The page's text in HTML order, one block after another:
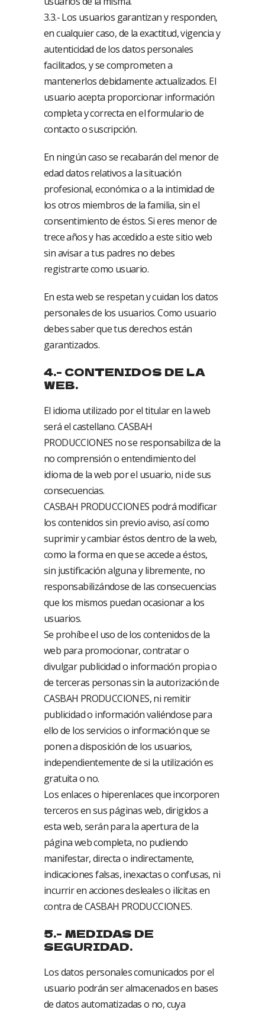
3.3.- Los usuarios garantizan y responden,
en cualquier caso, de la exactitud, vigencia y
autenticidad de los datos personales
facilitados, y se comprometen a
mantenerlos debidamente actualizados. El
usuario acepta proporcionar información
completa y correcta en el formulario de
contacto o suscripción.
En ningún caso se recabarán del menor de
edad datos relativos a la situación
profesional, económica o a la intimidad de
los otros miembros de la familia, sin el
consentimiento de éstos. Si eres menor de
trece años y has accedido a este sitio web
sin avisar a tus padres no debes
registrarte como usuario.
En esta web se respetan y cuidan los datos
personales de los usuarios. Como usuario
debes saber que tus derechos están
garantizados.
4.- CONTENIDOS DE LA
WEB.
El idioma utilizado por el titular en la web
será el castellano. CASBAH
PRODUCCIONES no se responsabiliza de la
no comprensión o entendimiento del
idioma de la web por el usuario, ni de sus
consecuencias.
CASBAH PRODUCCIONES podrá modificar
los contenidos sin previo aviso, así como
suprimir y cambiar éstos dentro de la web,
como la forma en que se accede a éstos,
sin justificación alguna y libremente, no
responsabilizándose de las consecuencias
que los mismos puedan ocasionar a los
usuarios.
Se prohíbe el uso de los contenidos de la
web para promocionar, contratar o
divulgar publicidad o información propia o
de terceras personas sin la autorización de
CASBAH PRODUCCIONES, ni remitir
publicidad o información valiéndose para
ello de los servicios o información que se
ponen a disposición de los usuarios,
independientemente de si la utilización es
gratuita o no.
Los enlaces o hiperenlaces que incorporen
terceros en sus páginas web, dirigidos a
esta web, serán para la apertura de la
página web completa, no pudiendo
manifestar, directa o indirectamente,
indicaciones falsas, inexactas o confusas, ni
incurrir en acciones desleales o ilícitas en
contra de CASBAH PRODUCCIONES.
5.- MEDIDAS DE
SEGURIDAD.
Los datos personales comunicados por el
usuario podrán ser almacenados en bases
de datos automatizadas o no, cuya